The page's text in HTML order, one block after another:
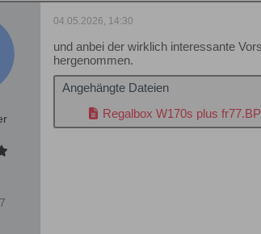
04.05.2026, 14:30
und anbei der wirklich interessante
hergenommen.
Angehängte Dateien
Regalbox W170s plus